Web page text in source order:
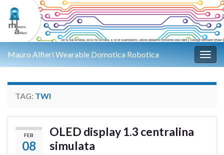
Mauro Alfieri Wearable Domotica Robotica
TAG: TWI
FEB
08
OLED display 1.3 centralina
simulata